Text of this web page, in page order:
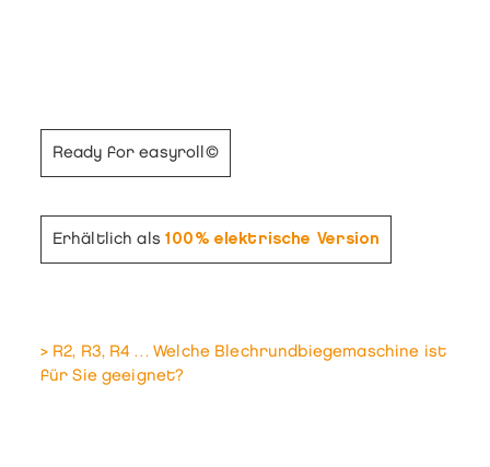
Ready for easyroll©
Erhältlich als100% elektrische Version
> R2, R3, R4 … Welche Blechrundbiegemaschine ist
für Sie geeignet?